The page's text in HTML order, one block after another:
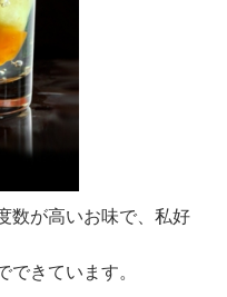
数が高いお味で、私好
できています。